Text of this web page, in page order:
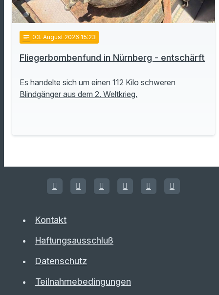
notes 03. August 2026 15:23
Fliegerbombenfund in Nürnberg - entschärft
Es handelte sich um einen 112 Kilo schweren
Blindgänger aus dem 2. Weltkrieg.
Kontakt
Haftungsausschluß
Datenschutz
Teilnahmebedingungen